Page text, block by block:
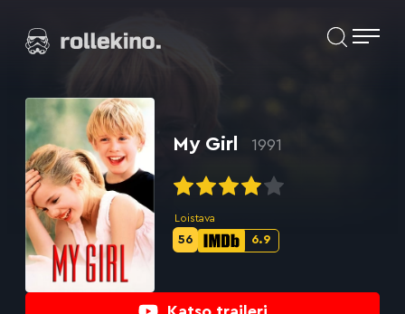
suoraan
Elokuvat ja elokuva-arviot | Rollekino.fi
jälkeen.
My Girl 1991
Loistava
IMDb-
6.9
Metascore-
56